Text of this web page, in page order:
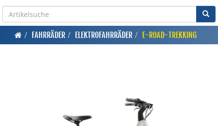
FAHRRÄDER ELEKTROFAHRRÄDER E-ROAD-TREKKING